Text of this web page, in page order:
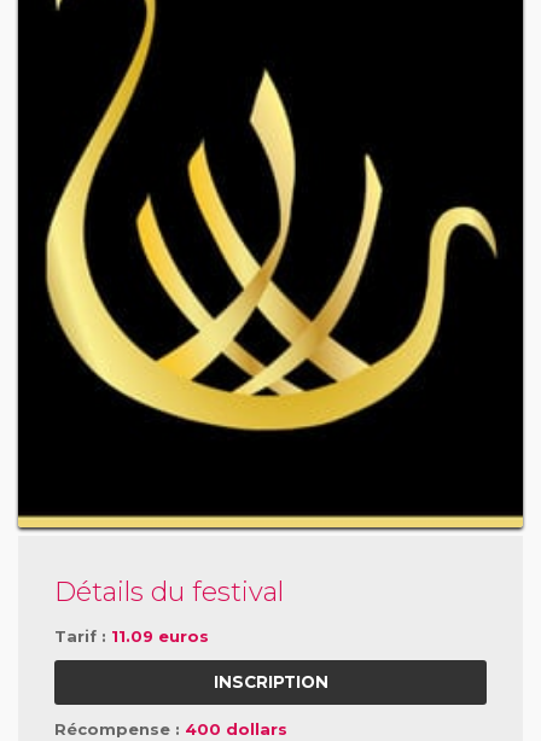
Détails du festival
Tarif : 11.09 euros
INSCRIPTION
Récompense : 400 dollars